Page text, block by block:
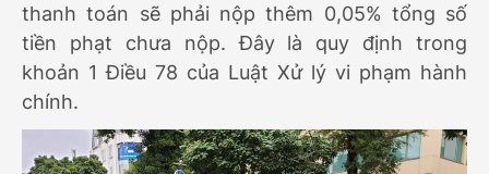
thanh toán sẽ phải nộp thêm 0,05% tổng số
tiền phạt chưa nộp. Đây là quy định trong
khoản 1 Điều 78 của Luật Xử lý vi phạm hành
chính.